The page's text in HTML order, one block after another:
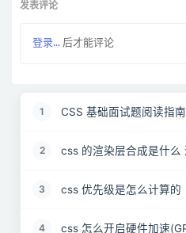
发表评论
登录... 后才能评论
1 CSS 基础面试题阅读指南
2 css 的渲染层合成是什么
3 css 优先级是怎么计算的
4 css 怎么开启硬件加速